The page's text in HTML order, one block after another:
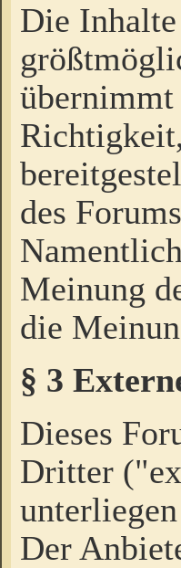
Die
des
Meinung
die
§ 3
Dieses
Dritter
Der